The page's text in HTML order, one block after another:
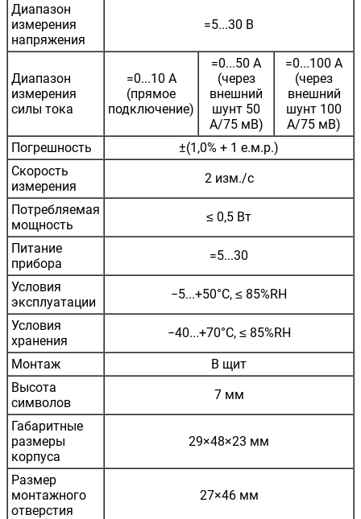
Диапазон
измерения
напряжения
=5...30 В
Диапазон
измерения
силы тока
=0...10 А
(прямое
подключение)
=0...50 А
(через
внешний
шунт 50
А/75 мВ)
=0...100 А
(через
внешний
шунт 100
А/75 мВ)
Погрешность
±(1,0% + 1 е.м.р.)
Скорость
измерения
2 изм./с
Потребляемая
мощность
≤ 0,5 Вт
Питание
прибора
=5...30
Условия
эксплуатации
−5...+50°С, ≤ 85%RH
Условия
хранения
−40...+70°С, ≤ 85%RH
Монтаж
В щит
Высота
символов
7 мм
Габаритные
размеры
корпуса
29×48×23 мм
Размер
монтажного
отверстия
27×46 мм